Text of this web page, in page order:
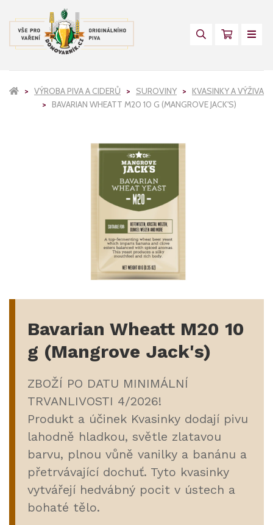
VÝROBA PIVA A CIDERŮ SUROVINY
KVASINKY A VÝŽIVA
BAVARIAN WHEATT M20 10 G (MANGROVE JACK'S)
Bavarian Wheatt M20 10
g (Mangrove Jack's)
ZBOŽÍ PO DATU MINIMÁLNÍ
TRVANLIVOSTI 4/2026!
Produkt a účinek Kvasinky dodají pivu
lahodně hladkou, světle zlatavou
barvu, plnou vůně vanilky a banánu a
přetrvávající dochuť. Tyto kvasinky
vytvářejí hedvábný pocit v ústech a
bohaté tělo.